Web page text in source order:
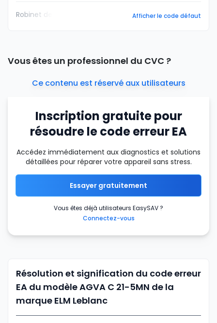
Robinet de Afficher le code défaut
Vous êtes un professionnel du CVC ?
Ce contenu est réservé aux utilisateurs
Inscription gratuite pour
résoudre le code erreur EA
Accédez immédiatement aux diagnostics et solutions
détaillées pour réparer votre appareil sans stress.
Essayer gratuitement
Vous êtes déjà utilisateurs EasySAV ?
Connectez-vous
Résolution et signification du code erreur
EA du modèle AGVA C 21-5MN de la
marque ELM Leblanc